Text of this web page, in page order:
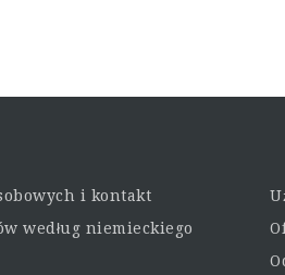
i kontakt
według niemieckiego